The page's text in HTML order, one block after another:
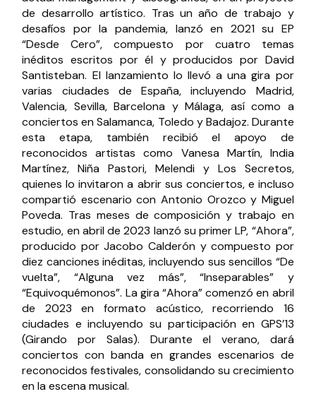
de desarrollo artístico. Tras un año de trabajo y
desafíos por la pandemia, lanzó en 2021 su EP
“Desde Cero”, compuesto por cuatro temas
inéditos escritos por él y producidos por David
Santisteban. El lanzamiento lo llevó a una gira por
varias ciudades de España, incluyendo Madrid,
Valencia, Sevilla, Barcelona y Málaga, así como a
conciertos en Salamanca, Toledo y Badajoz. Durante
esta etapa, también recibió el apoyo de
reconocidos artistas como Vanesa Martín, India
Martínez, Niña Pastori, Melendi y Los Secretos,
quienes lo invitaron a abrir sus conciertos, e incluso
compartió escenario con Antonio Orozco y Miguel
Poveda. Tras meses de composición y trabajo en
estudio, en abril de 2023 lanzó su primer LP, “Ahora”,
producido por Jacobo Calderón y compuesto por
diez canciones inéditas, incluyendo sus sencillos “De
vuelta”, “Alguna vez más”, “Inseparables” y
“Equivoquémonos”. La gira “Ahora” comenzó en abril
de 2023 en formato acústico, recorriendo 16
ciudades e incluyendo su participación en GPS’13
(Girando por Salas). Durante el verano, dará
conciertos con banda en grandes escenarios de
reconocidos festivales, consolidando su crecimiento
en la escena musical.